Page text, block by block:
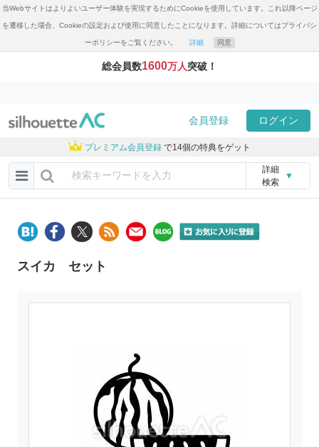
当Webサイトはよりよいユーザー体験を実現するためにCookieを使用しています。これ以降ページ
を遷移した場合、Cookieの設定および使用に同意したことになります。詳細についてはプライバシ
ーポリシーをご覧ください。 詳細 同意
総会員数1600万人突破！
会員登録 ログイン
プレミアム会員登録 で14個の特典をゲット
詳細
検索
▼
スイカ セット